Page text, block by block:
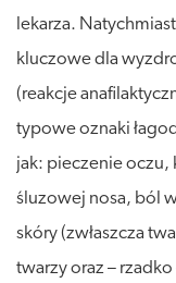
lekarza.
kluczowe dla
(reakcje
typowe oznaki
jak: pieczenie oczu,
śluzowej nosa, ból
skóry (zwłaszcza
twarzy oraz –